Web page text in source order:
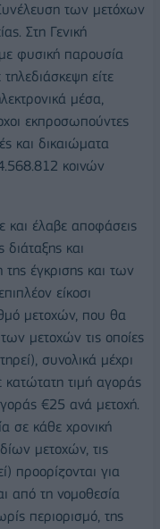
των μετόχων
Στη Γενική
φυσική παρουσία
είτε
μέσα,
εκπροσωπούντες
και δικαιώματα
κοινών
και έλαβε αποφάσεις
και
έγκρισης και των
είκοσι
μετοχών, που θα
μετοχών τις οποίες
συνολικά μέχρι
τιμή αγοράς
€25 ανά μετοχή.
σε κάθε χρονική
μετοχών, τις
προορίζονται για
από τη νομοθεσία
περιορισμό, της